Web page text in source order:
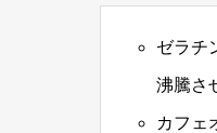
ゼラチ
沸騰さ
カフェ